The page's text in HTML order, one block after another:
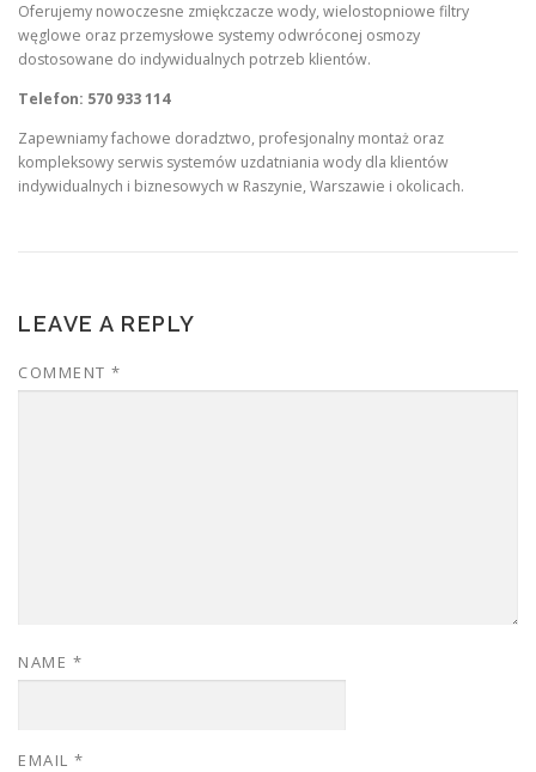
Oferujemy nowoczesne zmiękczacze wody, wielostopniowe filtry
węglowe oraz przemysłowe systemy odwróconej osmozy
dostosowane do indywidualnych potrzeb klientów.
Telefon: 570 933 114
Zapewniamy fachowe doradztwo, profesjonalny montaż oraz
kompleksowy serwis systemów uzdatniania wody dla klientów
indywidualnych i biznesowych w Raszynie, Warszawie i okolicach.
LEAVE A REPLY
COMMENT *
NAME *
EMAIL *